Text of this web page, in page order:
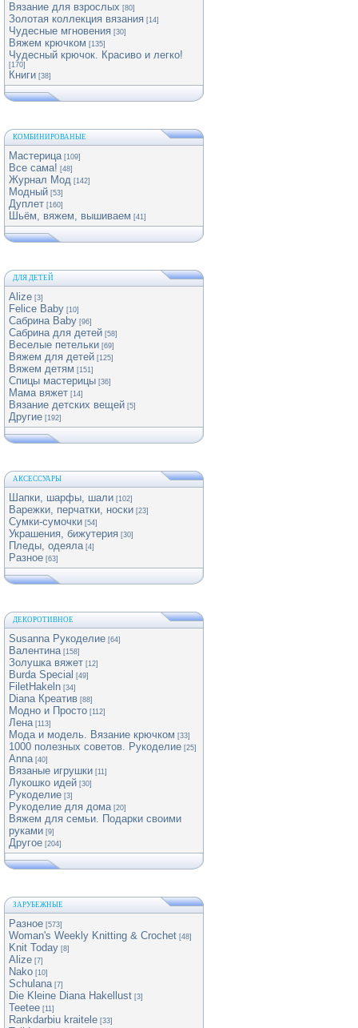
Вязание для взрослых [80]
Золотая коллекция вязания [14]
Чудесные мгновения [30]
Вяжем крючком [135]
Чудесный крючок. Красиво и легко!
[170]
Книги [38]
КОМБИНИРОВАНЫЕ
Мастерица [109]
Все сама! [48]
Журнал Мод [142]
Модный [53]
Дуплет [160]
Шьём, вяжем, вышиваем [41]
ДЛЯ ДЕТЕЙ
Alize [3]
Felice Baby [10]
Сабрина Baby [96]
Сабрина для детей [58]
Веселые петельки [69]
Вяжем для детей [125]
Вяжем детям [151]
Спицы мастерицы [36]
Мама вяжет [14]
Вязание детских вещей [5]
Другие [192]
АКСЕССУАРЫ
Шапки, шарфы, шали [102]
Варежки, перчатки, носки [23]
Сумки-сумочки [54]
Украшения, бижутерия [30]
Пледы, одеяла [4]
Разное [63]
ДЕКОРОТИВНОЕ
Susanna Рукоделие [64]
Валентина [158]
Золушка вяжет [12]
Burda Special [49]
FiletHakeln [34]
Diana Креатив [88]
Модно и Просто [112]
Лена [113]
Мода и модель. Вязание крючком [33]
1000 полезных советов. Рукоделие [25]
Anna [40]
Вязаные игрушки [11]
Лукошко идей [30]
Рукоделие [3]
Рукоделие для дома [20]
Вяжем для семьи. Подарки своими
руками [9]
Другое [204]
ЗАРУБЕЖНЫЕ
Разное [573]
Woman's Weekly Knitting & Crochet [48]
Knit Today [8]
Alize [7]
Nako [10]
Schulana [7]
Die Kleine Diana Hakellust [3]
Teetee [11]
Rankdarbiu kraitele [33]